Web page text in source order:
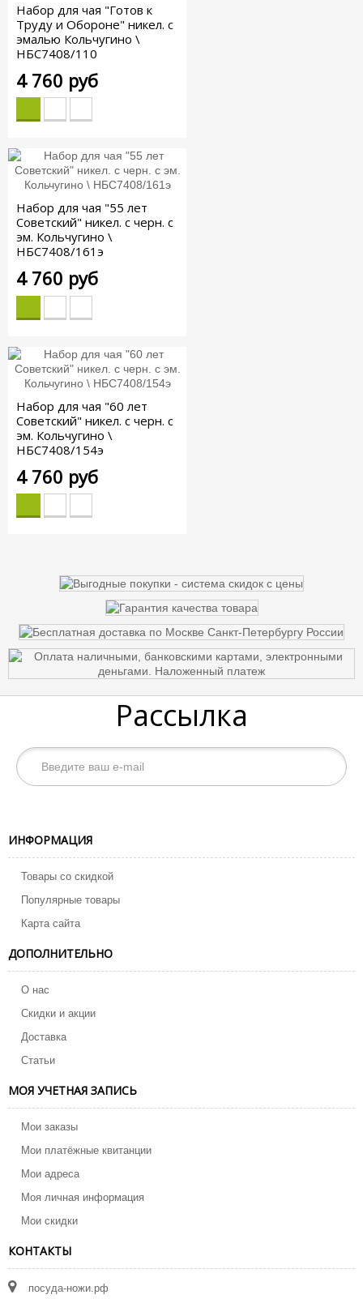
Набор для чая "Готов к
Труду и Обороне" никел. с
эмалью Кольчугино \
НБС7408/110
4 760 руб
Набор для чая "55 лет
Советский" никел. с черн. с
эм. Кольчугино \
НБС7408/161э
4 760 руб
Набор для чая "60 лет
Советский" никел. с черн. с
эм. Кольчугино \
НБС7408/154э
4 760 руб
Рассылка
ИНФОРМАЦИЯ
Товары со скидкой
Популярные товары
Карта сайта
ДОПОЛНИТЕЛЬНО
О нас
Скидки и акции
Доставка
Статьи
МОЯ УЧЕТНАЯ ЗАПИСЬ
Мои заказы
Мои платёжные квитанции
Мои адреса
Моя личная информация
Мои скидки
КОНТАКТЫ
посуда-ножи.рф